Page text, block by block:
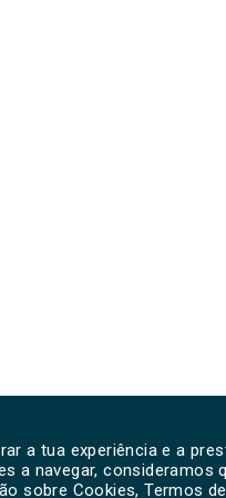
a tua experiência e a
a navegar, consideramos
sobre Cookies, Termos